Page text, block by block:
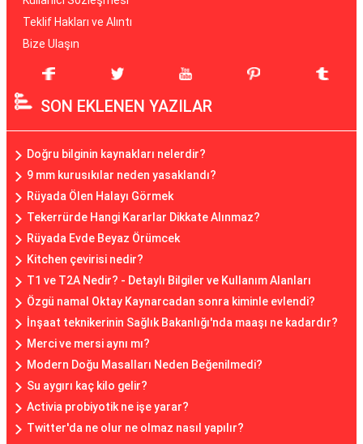
Teklif Hakları ve Alıntı
Bize Ulaşın
SON EKLENEN YAZILAR
Doğru bilginin kaynakları nelerdir?
9 mm kurusıkılar neden yasaklandı?
Rüyada Ölen Halayı Görmek
Tekerrürde Hangi Kararlar Dikkate Alınmaz?
Rüyada Evde Beyaz Örümcek
Kitchen çevirisi nedir?
T1 ve T2A Nedir? - Detaylı Bilgiler ve Kullanım Alanları
Özgü namal Oktay Kaynarcadan sonra kiminle evlendi?
İnşaat teknikerinin Sağlık Bakanlığı'nda maaşı ne kadardır?
Merci ve mersi aynı mı?
Modern Doğu Masalları Neden Beğenilmedi?
Su aygırı kaç kilo gelir?
Activia probiyotik ne işe yarar?
Twitter'da ne olur ne olmaz nasıl yapılır?